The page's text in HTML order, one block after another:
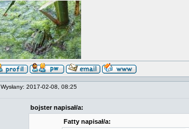
Wysłany: 2017-02-08, 08:25
bojster napisał/a:
Fatty napisał/a: